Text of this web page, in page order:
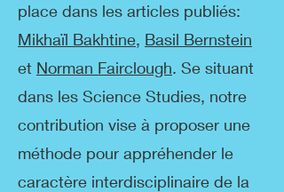
place dans les articles publiés:
Mikhaïl Bakhtine, Basil Bernstein
et Norman Fairclough. Se situant
dans les Science Studies, notre
contribution vise à proposer une
méthode pour appréhender le
caractère interdisciplinaire de la